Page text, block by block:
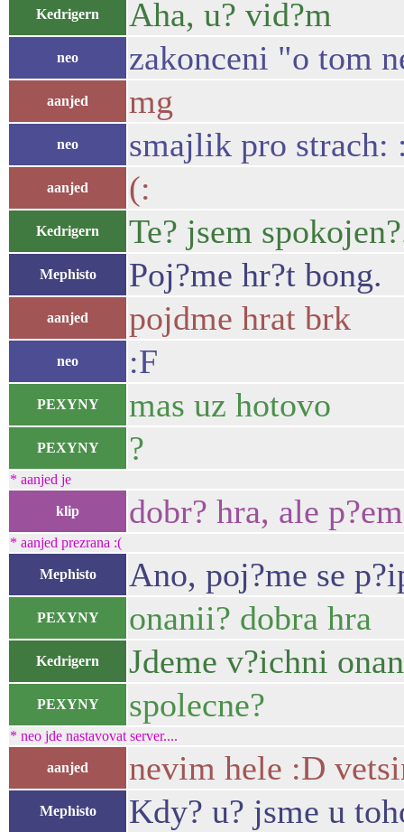
Kedrigern Aha, u? vid?m
neo zakonceni "o tom
aanjed mg
neo smajlik pro strach:
aanjed (:
Kedrigern Te? jsem
Mephisto Poj?me hr?t bong.
aanjed pojdme hrat brk
neo :F
PEXYNY mas uz hotovo
PEXYNY ?
* aanjed je
klip dobr? hra, ale
* aanjed prezrana :(
Mephisto Ano, poj?me se
PEXYNY onanii? dobra hra
Kedrigern Jdeme v?ichni
PEXYNY spolecne?
* neo jde nastavovat server....
aanjed nevim hele :D
Mephisto Kdy? u? jsme u